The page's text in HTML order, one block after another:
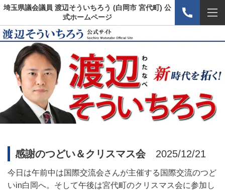
埼玉県議会議員 渡辺そういちろう (白岡市 宮代町) 公
式ホームページ
感謝のつどい＆クリスマス会2025/12/21
今日は午前中は国際交流会さんが主催する国際交流のつど
いin白岡へ。そして午後は宮代町のクリスマス会に参加し